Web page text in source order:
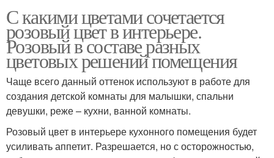
С какими цветами сочетается
розовый цвет в интерьере.
Розовый в составе разных
цветовых решений помещения
Чаще всего данный оттенок используют в работе для
создания детской комнаты для малышки, спальни
девушки, реже – кухни, ванной комнаты.
Розовый цвет в интерьере кухонного помещения будет
усиливать аппетит. Разрешается, но с осторожностью,